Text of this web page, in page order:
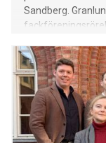
Sandberg.